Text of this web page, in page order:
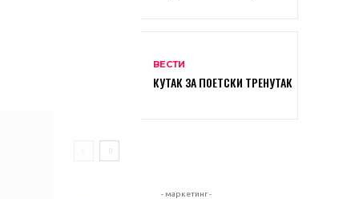
ВЕСТИ
КУТАК ЗА ПОЕТСКИ ТРЕНУТАК
- маркетинг -